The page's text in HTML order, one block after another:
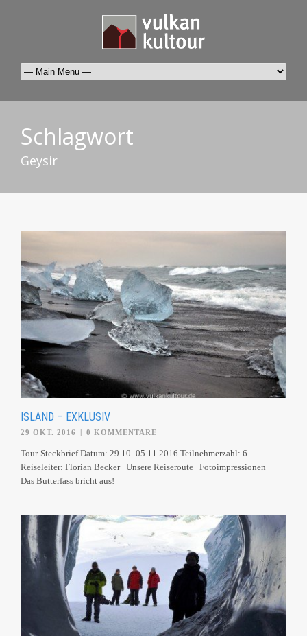
Schlagwort
Geysir
ISLAND – EXKLUSIV
29 OKT. 2016 | 0 KOMMENTARE
Tour-Steckbrief Datum: 29.10.-05.11.2016 Teilnehmerzahl: 6
Reiseleiter: Florian Becker Unsere Reiseroute Fotoimpressionen
Das Butterfass bricht aus!